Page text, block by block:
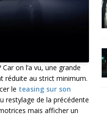
on l’a vu, une grande
réduite au strict minimum.
le teasing sur son
restylage de la précédente
mais afficher un